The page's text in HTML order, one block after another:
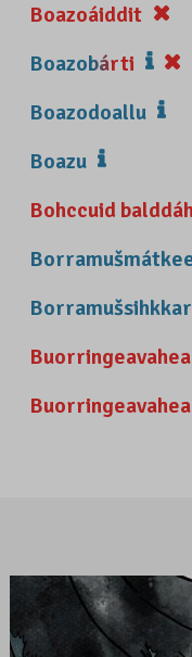
Boazoáiddit
Boazobárti
Boazodoallu
Boazu
Bohccuid